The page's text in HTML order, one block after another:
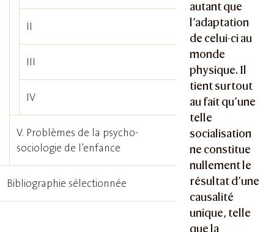
autant que
l’adaptation
de celui-ci au
monde
physique. Il
tient surtout
au fait qu’une
telle
socialisation
ne constitue
nullement le
résultat d’une
causalité
unique, telle
que la
II
III
IV
V. Problèmes de la psycho-
sociologie de l’enfance
Bibliographie sélectionnée